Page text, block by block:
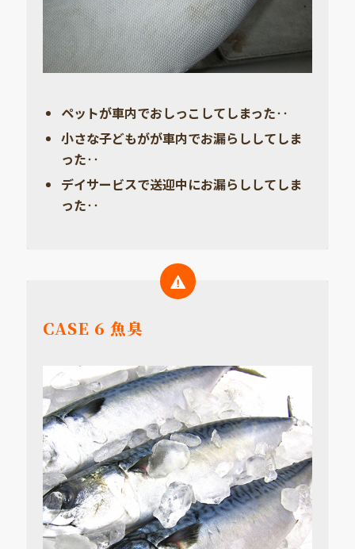
ペットが車内でおしっこしてしまった‥
小さな子どもがが車内でお漏らししてしま
った‥
デイサービスで送迎中にお漏らししてしま
った‥
CASE 6 魚臭